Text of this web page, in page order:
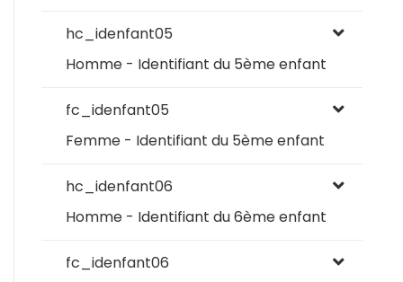
hc_idenfant05
Homme - Identifiant du 5ème enfant
fc_idenfant05
Femme - Identifiant du 5ème enfant
hc_idenfant06
Homme - Identifiant du 6ème enfant
fc_idenfant06